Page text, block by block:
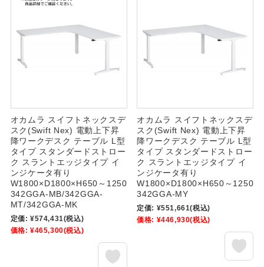
オカムラ スイフトネックスデ
スク(Swift Nex) 電動上下昇
降ワークデスク テーブル L型
タイプ スタンダードストロー
ク スラントエッジタイプ イ
ンジケータ有り
W1800×D1800×H650～1250
342GGA-MB/342GGA-
MT/342GGA-MK
定価: ¥574,431(税込)
価格: ¥465,300(税込)
オカムラ スイフトネックスデ
スク(Swift Nex) 電動上下昇
降ワークデスク テーブル L型
タイプ スタンダードストロー
ク スラントエッジタイプ イ
ンジケータ有り
W1800×D1800×H650～1250
342GGA-MY
定価: ¥551,661(税込)
価格: ¥446,930(税込)